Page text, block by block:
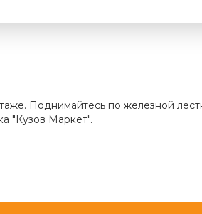
Поднимайтесь по железной
"Кузов Маркет".